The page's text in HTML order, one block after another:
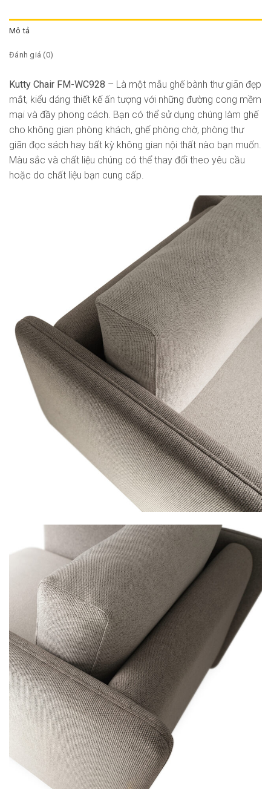
Mô tả
Đánh giá (0)
Kutty Chair FM-WC928 – Là một mẫu ghế bành thư giãn đẹp
mắt, kiểu dáng thiết kế ấn tượng với những đường cong mềm
mại và đầy phong cách. Bạn có thể sử dụng chúng làm ghế
cho không gian phòng khách, ghế phòng chờ, phòng thư
giãn đọc sách hay bất kỳ không gian nội thất nào bạn muốn.
Màu sắc và chất liệu chúng có thể thay đổi theo yêu cầu
hoặc do chất liệu bạn cung cấp.